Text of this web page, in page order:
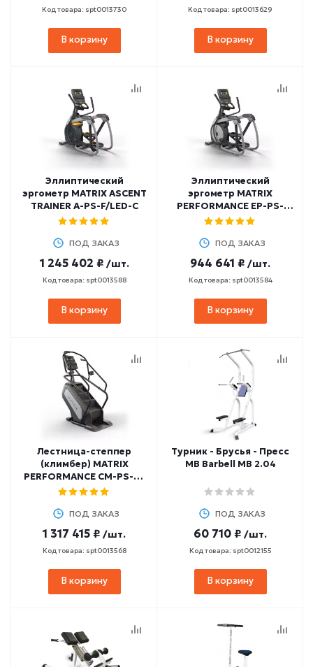
Код товара: spt0013730
В корзину
Код товара: spt0013629
В корзину
Эллиптический
эргометр MATRIX ASCENT
TRAINER A-PS-F/LED-C
ПОД ЗАКАЗ
1 245 402 ₽ /шт.
Код товара: spt0013588
В корзину
Эллиптический
эргометр MATRIX
PERFORMANCE EP-PS-
F/LED-C
ПОД ЗАКАЗ
944 641 ₽ /шт.
Код товара: spt0013584
В корзину
Лестница-степпер
(климбер) MATRIX
PERFORMANCE CM-PS-F /
LED-C
ПОД ЗАКАЗ
1 317 415 ₽ /шт.
Код товара: spt0013568
В корзину
Турник - Брусья - Пресс
MB Barbell MB 2.04
ПОД ЗАКАЗ
60 710 ₽ /шт.
Код товара: spt0012155
В корзину